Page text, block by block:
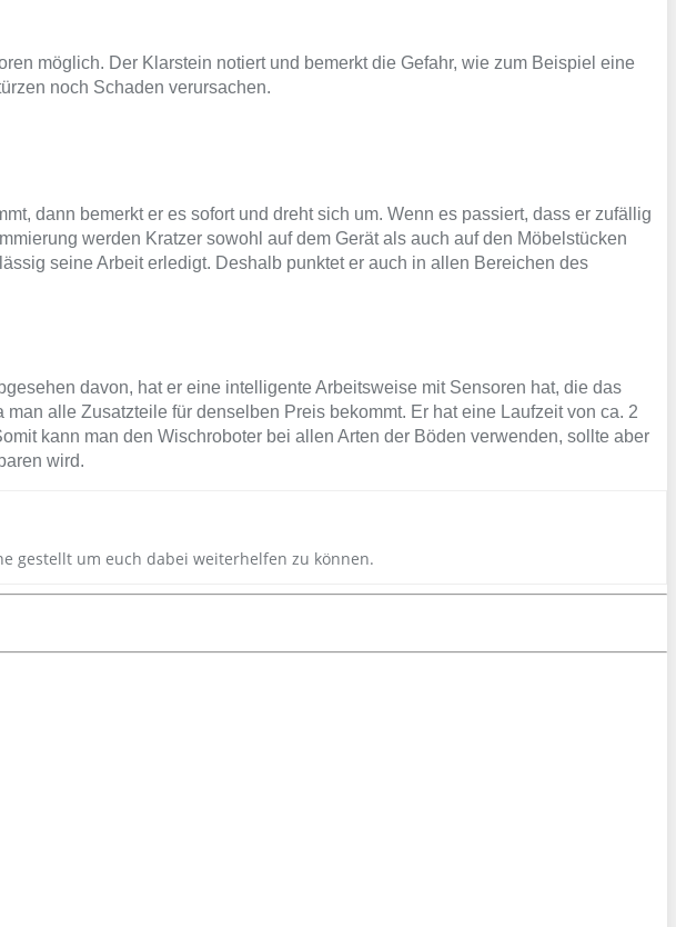
möglich. Der Klarstein notiert und bemerkt die Gefahr, wie zum Beispiel eine
noch Schaden verursachen.
dann bemerkt er es sofort und dreht sich um. Wenn es passiert, dass er zufällig
werden Kratzer sowohl auf dem Gerät als auch auf den Möbelstücken
seine Arbeit erledigt. Deshalb punktet er auch in allen Bereichen des
davon, hat er eine intelligente Arbeitsweise mit Sensoren hat, die das
alle Zusatzteile für denselben Preis bekommt. Er hat eine Laufzeit von ca. 2
kann man den Wischroboter bei allen Arten der Böden verwenden, sollte aber
wird.
gestellt um euch dabei weiterhelfen zu können.